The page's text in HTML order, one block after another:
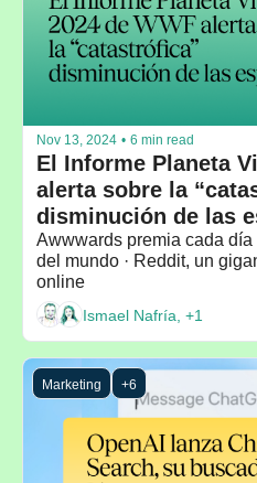
Nov 13, 2024 • 6 min read
El Informe Planeta
alerta sobre la
disminución de las
Awwwards premia cada
del mundo · Reddit, un
online
Ismael Nafría, +1
Marketing +6